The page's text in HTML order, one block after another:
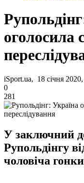
оголосила
iSport.ua, 18 січня
0
281
У заключний
Рупольдінгу
чоловіча